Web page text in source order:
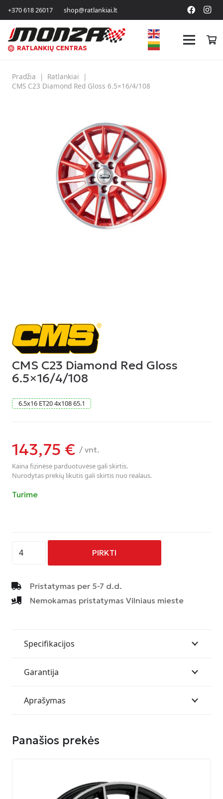
+370 618 26017 shop@ratlankiai.lt
RATLANKIŲ CENTRAS
Pradžia | Ratlankiai
|
CMS C23 Diamond Red Gloss 6.5×16/4/108
CMS C23 Diamond Red Gloss
6.5×16/4/108
6.5x16 ET204x10865.1
143,75 € / vnt.
Kaina fizinėse parduotuvėse gali skirtis.
Nurodytas prekių likutis gali skirtis nuo realaus.
Turime
kiekis:
C23
Diamond
Red
PIRKTI
Pristatymas per 5-7 d.d.
Nemokamas pristatymas Vilniaus mieste
Specifikacijos
Garantija
Aprašymas
Panašios prekės